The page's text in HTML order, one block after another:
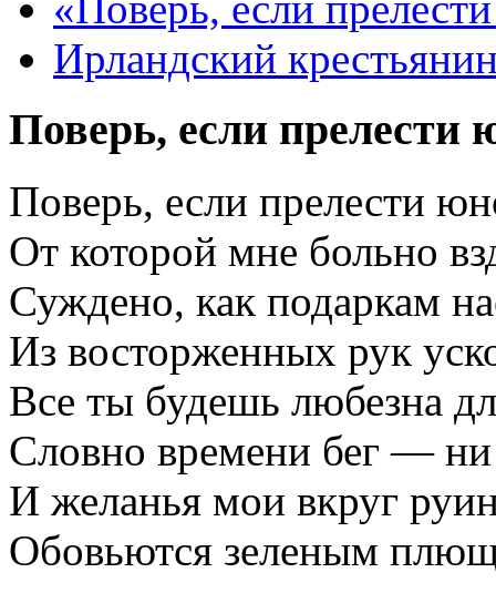
Ирландский
Поверь, если
Поверь, если прелести
От которой мне больно
Суждено, как подаркам
Из восторженных рук
Все ты будешь любезна
Словно времени бег —
И желанья мои вкруг
Обовьются зеленым